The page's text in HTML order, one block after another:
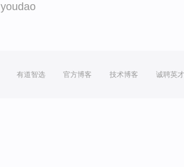
youdao
有道智选 官方博客 技术博客 诚聘英才